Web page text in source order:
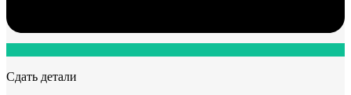
Сдать детали